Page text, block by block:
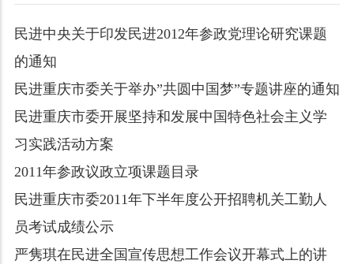
民进中央关于印发民进2012年参政党理论研究课题
的通知
民进重庆市委关于举办”共圆中国梦”专题讲座的通知
民进重庆市委开展坚持和发展中国特色社会主义学
习实践活动方案
2011年参政议政立项课题目录
民进重庆市委2011年下半年度公开招聘机关工勤人
员考试成绩公示
严隽琪在民进全国宣传思想工作会议开幕式上的讲